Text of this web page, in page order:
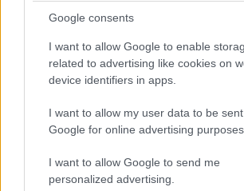
Google consents
I want to allow Google to enable
related to advertising like cookies on
device identifiers in apps.
I want to allow my user data to be
Google for online advertising purposes.
I want to allow Google to send me
personalized advertising.
TRENDING